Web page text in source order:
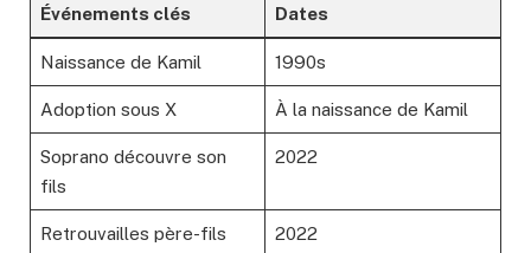
Événements clés Dates
Naissance de Kamil 1990s
Adoption sous X À la naissance de Kamil
Soprano découvre son
fils
2022
Retrouvailles père-fils 2022